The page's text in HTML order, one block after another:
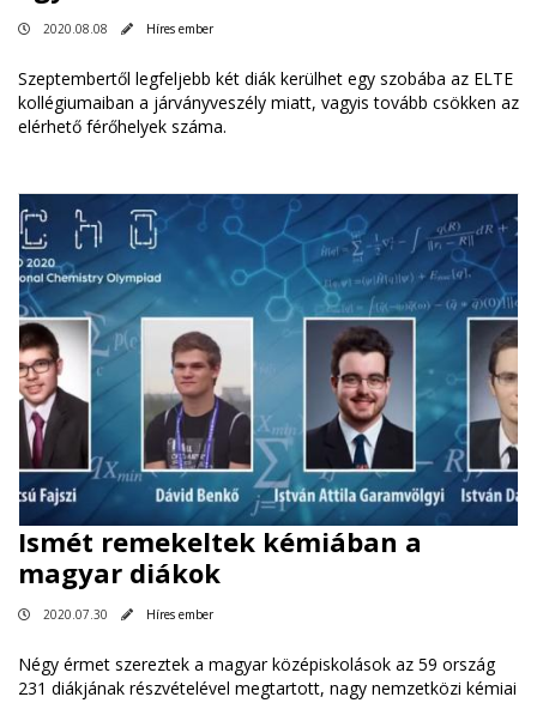
2020.08.08 Híres ember
Szeptembertől legfeljebb két diák kerülhet egy szobába az ELTE
kollégiumaiban a járványveszély miatt, vagyis tovább csökken az
elérhető férőhelyek száma.
Ismét remekeltek kémiában a
magyar diákok
2020.07.30 Híres ember
Négy érmet szereztek a magyar középiskolások az 59 ország
231 diákjának részvételével megtartott, nagy nemzetközi kémiai